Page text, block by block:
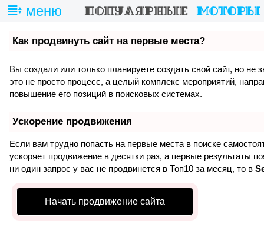
меню
Как продвинуть сайт на первые места?
Вы создали или только планируете создать свой сайт, но не
это не просто процесс, а целый комплекс мероприятий,
повышение его позиций в поисковых системах.
Ускорение продвижения
Если вам трудно попасть на первые места в поиске
ускоряет продвижение в десятки раз, а первые результаты
ни один запрос у вас не продвинется в Топ10 за месяц, то в
Начать продвижение сайта